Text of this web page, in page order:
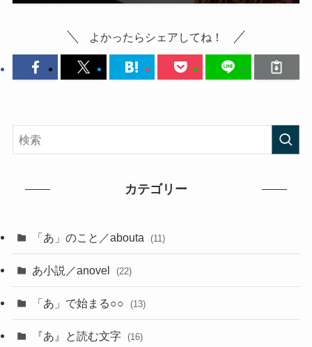
よかったらシェアしてね！
カテゴリー
「あ」のこと／abouta (11)
あ小説／anovel (22)
「あ」で始まる○○ (13)
『あ』と読む文字 (16)